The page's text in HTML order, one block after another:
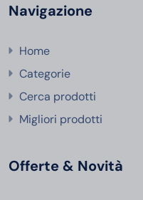
Navigazione
Home
Categorie
Cerca prodotti
Migliori prodotti
Offerte & Novità